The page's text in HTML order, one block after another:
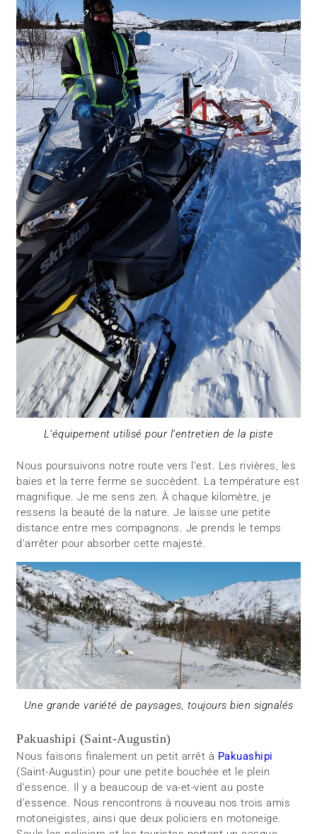
L’équipement utilisé pour l’entretien de la piste
Nous poursuivons notre route vers l’est. Les rivières, les
baies et la terre ferme se succèdent. La température est
magnifique. Je me sens zen. À chaque kilomètre, je
ressens la beauté de la nature. Je laisse une petite
distance entre mes compagnons. Je prends le temps
d’arrêter pour absorber cette majesté.
Une grande variété de paysages, toujours bien signalés
Pakuashipi (Saint-Augustin)
Nous faisons finalement un petit arrêt à Pakuashipi
(Saint-Augustin) pour une petite bouchée et le plein
d’essence. Il y a beaucoup de va-et-vient au poste
d’essence. Nous rencontrons à nouveau nos trois amis
motoneigistes, ainsi que deux policiers en motoneige.